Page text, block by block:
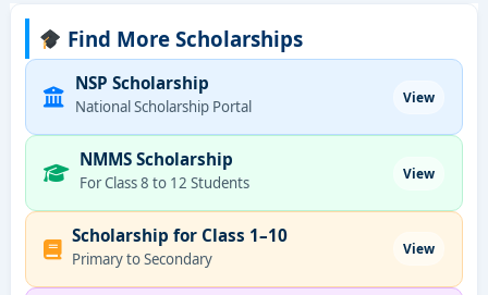
Find More Scholarships
NSP Scholarship
National Scholarship Portal
View
NMMS Scholarship
For Class 8 to 12 Students
View
Scholarship for Class 1–10
Primary to Secondary
View